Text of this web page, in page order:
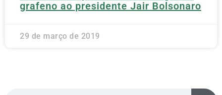
grafeno ao presidente Jair Bolsonaro
29 de março de 2019